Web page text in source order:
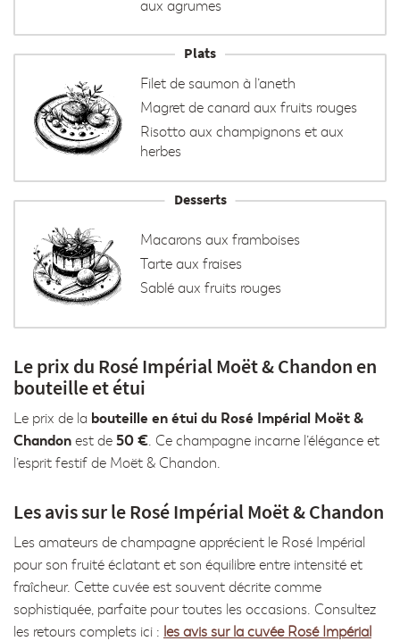
aux agrumes
Plats
Filet de saumon à l’aneth
Magret de canard aux fruits rouges
Risotto aux champignons et aux
herbes
Desserts
Macarons aux framboises
Tarte aux fraises
Sablé aux fruits rouges
Le prix du Rosé Impérial Moët & Chandon en
bouteille et étui
Le prix de la bouteille en étui du Rosé Impérial Moët &
Chandon est de 50 € . Ce champagne incarne l’élégance et
l’esprit festif de Moët & Chandon.
Les avis sur le Rosé Impérial Moët & Chandon
Les amateurs de champagne apprécient le Rosé Impérial
pour son fruité éclatant et son équilibre entre intensité et
fraîcheur. Cette cuvée est souvent décrite comme
sophistiquée, parfaite pour toutes les occasions. Consultez
les retours complets ici : les avis sur la cuvée Rosé Impérial